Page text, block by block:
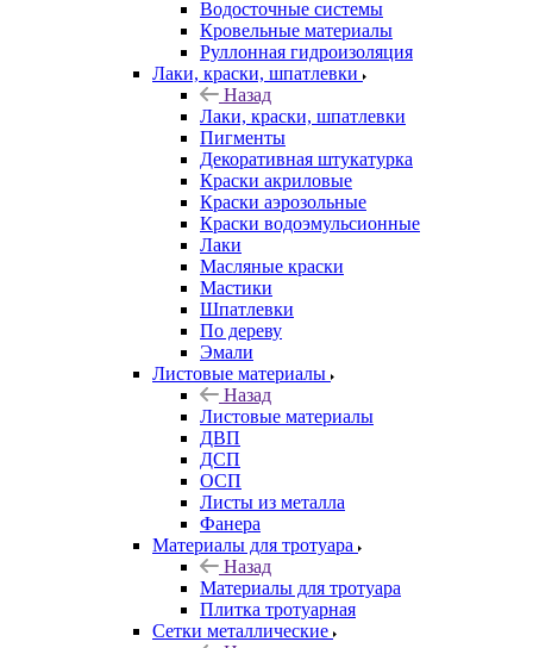
Водосточные системы
Кровельные материалы
Руллонная гидроизоляция
Лаки, краски, шпатлевки
Назад
Лаки, краски, шпатлевки
Пигменты
Декоративная штукатурка
Краски акриловые
Краски аэрозольные
Краски водоэмульсионные
Лаки
Масляные краски
Мастики
Шпатлевки
По дереву
Эмали
Листовые материалы
Назад
Листовые материалы
ДВП
ДСП
ОСП
Листы из металла
Фанера
Материалы для тротуара
Назад
Материалы для тротуара
Плитка тротуарная
Сетки металлические